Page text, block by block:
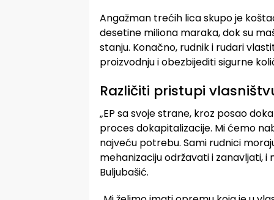
Angažman trećih lica skupo je
desetine miliona maraka, dok su
stanju. Konačno, rudnik i rudari
proizvodnju i obezbijediti sigurne
Različiti pristupi
„EP sa svoje strane, kroz posao
proces dokapitalizacije. Mi ćemo
najveću potrebu. Sami rudnici
mehanizaciju održavati i zanavljati,
Buljubašić.